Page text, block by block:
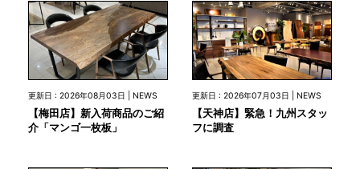
更新日 : 2026年08月03日 | NEWS
【梅田店】新入荷商品のご紹
介「マンゴ一枚板」
更新日 : 2026年07月03日 | NEWS
【天神店】緊急！九州スタッ
フに調査